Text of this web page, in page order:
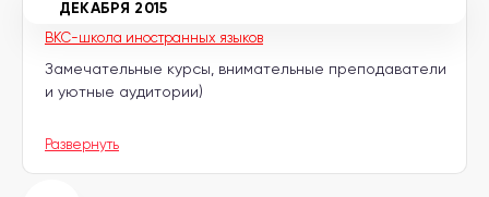
BKC-школа иностранных языков
ДЕКАБРЯ 2015
Замечательные курсы, внимательные преподаватели
и уютные аудитории)
Развернуть